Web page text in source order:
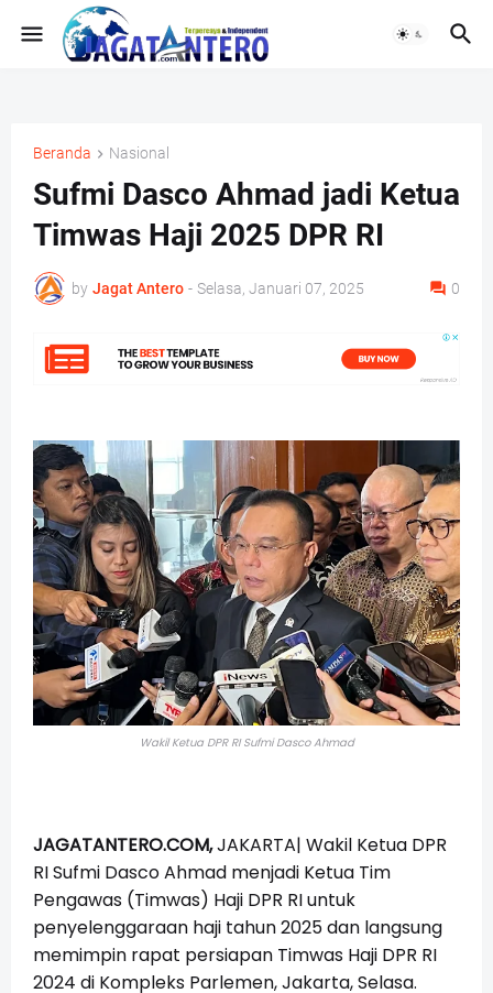
Beranda Nasional
Sufmi Dasco Ahmad jadi Ketua
Timwas Haji 2025 DPR RI
by Jagat Antero - Selasa, Januari 07, 2025 0
Wakil Ketua DPR RI Sufmi Dasco Ahmad
JAGATANTERO.COM,JAKARTA| Wakil Ketua DPR
RI Sufmi Dasco Ahmad menjadi Ketua Tim
Pengawas (Timwas) Haji DPR RI untuk
penyelenggaraan haji tahun 2025 dan langsung
memimpin rapat persiapan Timwas Haji DPR RI
2024 di Kompleks Parlemen, Jakarta, Selasa.